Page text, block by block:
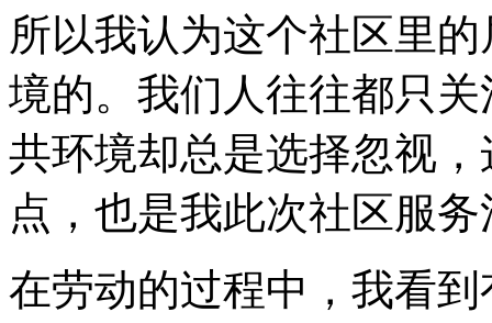
所以我认为这个社区里
境的。我们人往往都只
共环境却总是选择忽视
点，也是我此次社区服
在劳动的过程中，我看